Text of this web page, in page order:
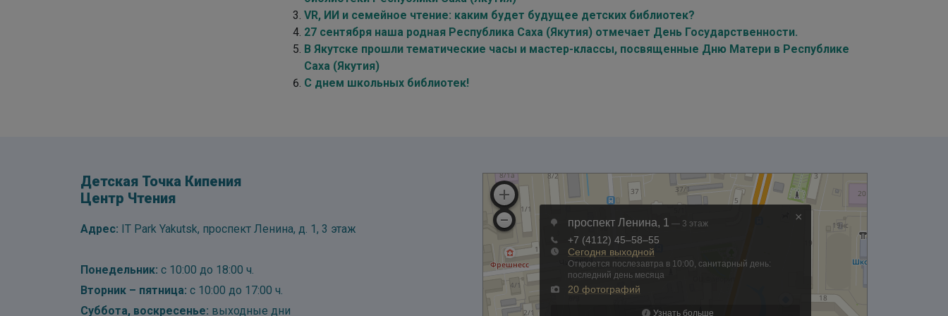
VR, ИИ и семейное чтение: каким будет будущее детских библиотек?
27 сентября наша родная Республика Саха (Якутия) отмечает День Государственности.
В Якутске прошли тематические часы и мастер-классы, посвященные Дню Матери в Республике
Саха (Якутия)
С днем школьных библиотек!
Детская Точка Кипения
Центр Чтения
Адрес: IT Park Yakutsk, проспект Ленина, д. 1, 3 этаж
Понедельник: с 10:00 до 18:00 ч.
Вторник – пятница: с 10:00 до 17:00 ч.
Суббота, воскресенье: выходные дни